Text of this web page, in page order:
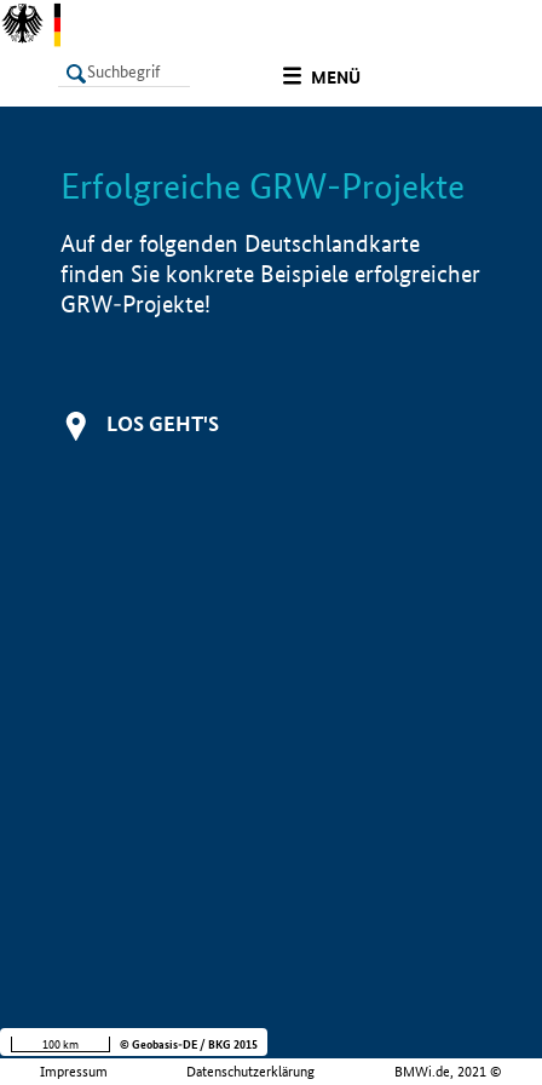
MENÜ
LISTE Info
Erfolgreiche GRW-Projekte
Auf der folgenden Deutschlandkarte
finden Sie konkrete Beispiele erfolgreicher
GRW-Projekte!
LOS GEHT'S
Impressum Datenschutzerklärung BMWi.de, 2021 ©
100 km © Geobasis-DE / BKG 2015